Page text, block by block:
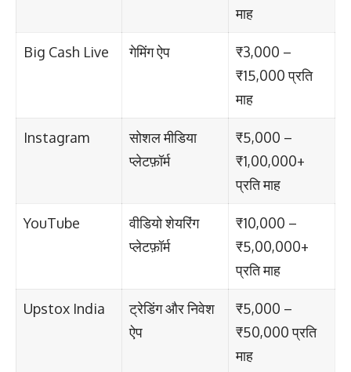
माह
Big Cash Live गेमिंग ऐप
₹3,000 –
₹15,000 प्रति
माह
Instagram
सोशल मीडिया
प्लेटफ़ॉर्म
₹5,000 –
₹1,00,000+
प्रति माह
YouTube
वीडियो शेयरिंग
प्लेटफ़ॉर्म
₹10,000 –
₹5,00,000+
प्रति माह
Upstox India
ट्रेडिंग और निवेश
ऐप
₹5,000 –
₹50,000 प्रति
माह